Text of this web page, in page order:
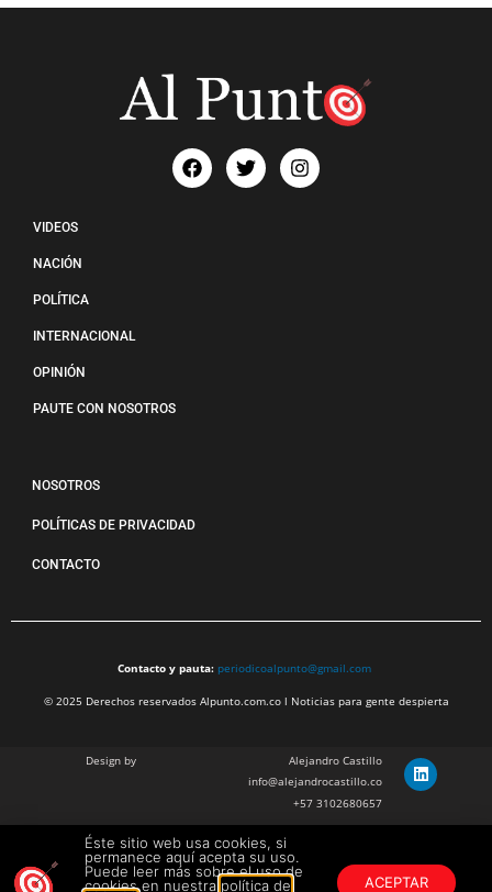
VIDEOS
NACIÓN
POLÍTICA
INTERNACIONAL
OPINIÓN
PAUTE CON NOSOTROS
NOSOTROS
POLÍTICAS DE PRIVACIDAD
CONTACTO
Contacto y pauta: periodicoalpunto@gmail.com
© 2025 Derechos reservados Alpunto.com.co l Noticias para gente despierta
Design by
Alejandro Castillo
info@alejandrocastillo.co
+57 3102680657
Julian Barragan Verano
julbarg@gmail.com
+57 312 308 9218
Éste sitio web usa cookies, si
permanece aquí acepta su uso.
Puede leer más sobre el uso de
cookies en nuestra política de
ACEPTAR